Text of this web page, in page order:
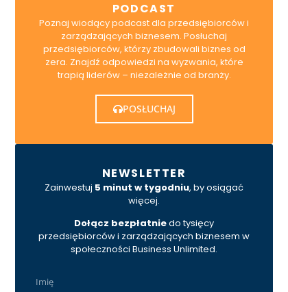
PODCAST
Poznaj wiodący podcast dla przedsiębiorców i
zarządzających biznesem. Posłuchaj
przedsiębiorców, którzy zbudowali biznes od
zera. Znajdź odpowiedzi na wyzwania, które
trapią liderów – niezależnie od branży.
POSŁUCHAJ
NEWSLETTER
Zainwestuj 5 minut w tygodniu, by osiągać
więcej.
Dołącz bezpłatniedo tysięcy
przedsiębiorców i zarządzających biznesem w
społeczności Business Unlimited.